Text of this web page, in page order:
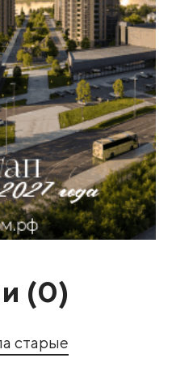
(0)
старые